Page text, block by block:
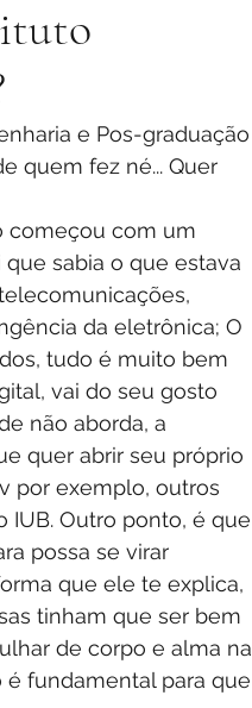
quem fez né... Quer
sabia o que estava
da eletrônica; O
tudo é muito bem
vai do seu gosto
não aborda, a
quer abrir seu próprio
por exemplo, outros
IUB. Outro ponto, é que
possa se virar
que ele te explica,
tinham que ser bem
de corpo e alma na
fundamental para que